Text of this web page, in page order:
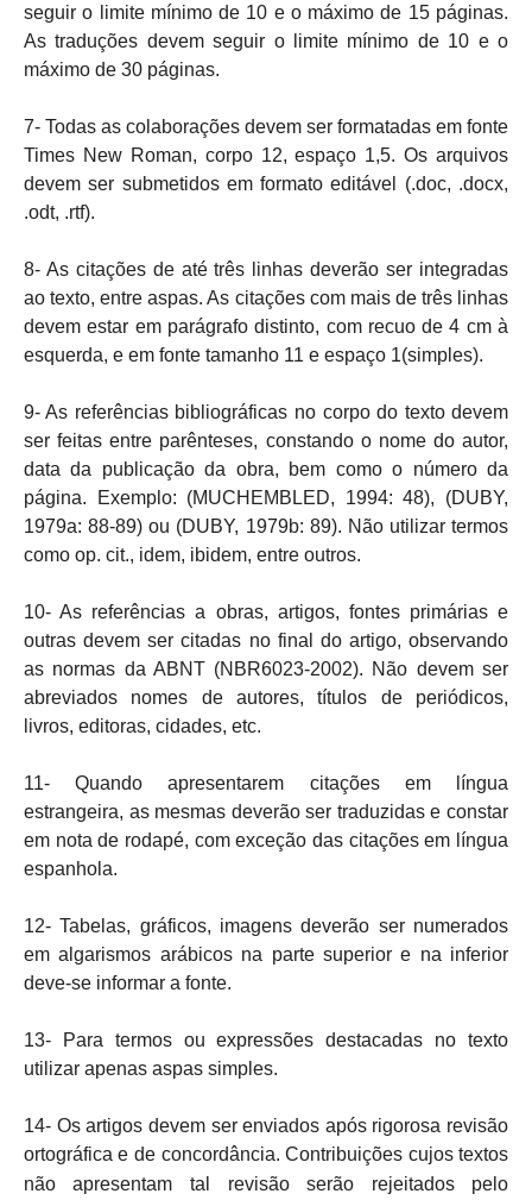
seguir o limite mínimo de 10 e o máximo de 15 páginas.
As traduções devem seguir o limite mínimo de 10 e o
máximo de 30 páginas.
7- Todas as colaborações devem ser formatadas em fonte
Times New Roman, corpo 12, espaço 1,5. Os arquivos
devem ser submetidos em formato editável (.doc, .docx,
.odt, .rtf).
8- As citações de até três linhas deverão ser integradas
ao texto, entre aspas. As citações com mais de três linhas
devem estar em parágrafo distinto, com recuo de 4 cm à
esquerda, e em fonte tamanho 11 e espaço 1(simples).
9- As referências bibliográficas no corpo do texto devem
ser feitas entre parênteses, constando o nome do autor,
data da publicação da obra, bem como o número da
página. Exemplo: (MUCHEMBLED, 1994: 48), (DUBY,
1979a: 88-89) ou (DUBY, 1979b: 89). Não utilizar termos
como op. cit., idem, ibidem, entre outros.
10- As referências a obras, artigos, fontes primárias e
outras devem ser citadas no final do artigo, observando
as normas da ABNT (NBR6023-2002). Não devem ser
abreviados nomes de autores, títulos de periódicos,
livros, editoras, cidades, etc.
11- Quando apresentarem citações em língua
estrangeira, as mesmas deverão ser traduzidas e constar
em nota de rodapé, com exceção das citações em língua
espanhola.
12- Tabelas, gráficos, imagens deverão ser numerados
em algarismos arábicos na parte superior e na inferior
deve-se informar a fonte.
13- Para termos ou expressões destacadas no texto
utilizar apenas aspas simples.
14- Os artigos devem ser enviados após rigorosa revisão
ortográfica e de concordância. Contribuições cujos textos
não apresentam tal revisão serão rejeitados pelo